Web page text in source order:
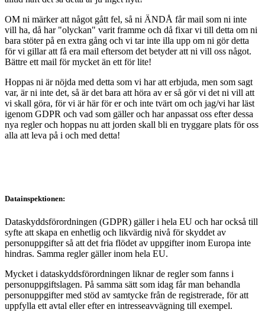
OM ni märker att något gått fel, så ni ÄNDÅ får mail som ni inte
vill ha, då har "olyckan" varit framme och då fixar vi till detta om ni
bara stöter på en extra gång och vi tar inte illa upp om ni gör detta
för vi gillar att få era mail eftersom det betyder att ni vill oss något.
Bättre ett mail för mycket än ett för lite!
Hoppas ni är nöjda med detta som vi har att erbjuda, men som sagt
var, är ni inte det, så är det bara att höra av er så gör vi det ni vill att
vi skall göra, för vi är här för er och inte tvärt om och jag/vi har läst
igenom GDPR och vad som gäller och har anpassat oss efter dessa
nya regler och hoppas nu att jorden skall bli en tryggare plats för oss
alla att leva på i och med detta!
Datainspektionen:
Dataskyddsförordningen (GDPR) gäller i hela EU och har också till
syfte att skapa en enhetlig och likvärdig nivå för skyddet av
personuppgifter så att det fria flödet av uppgifter inom Europa inte
hindras. Samma regler gäller inom hela EU.
Mycket i dataskyddsförordningen liknar de regler som fanns i
personuppgiftslagen. På samma sätt som idag får man behandla
personuppgifter med stöd av samtycke från de registrerade, för att
uppfylla ett avtal eller efter en intresseavvägning till exempel.